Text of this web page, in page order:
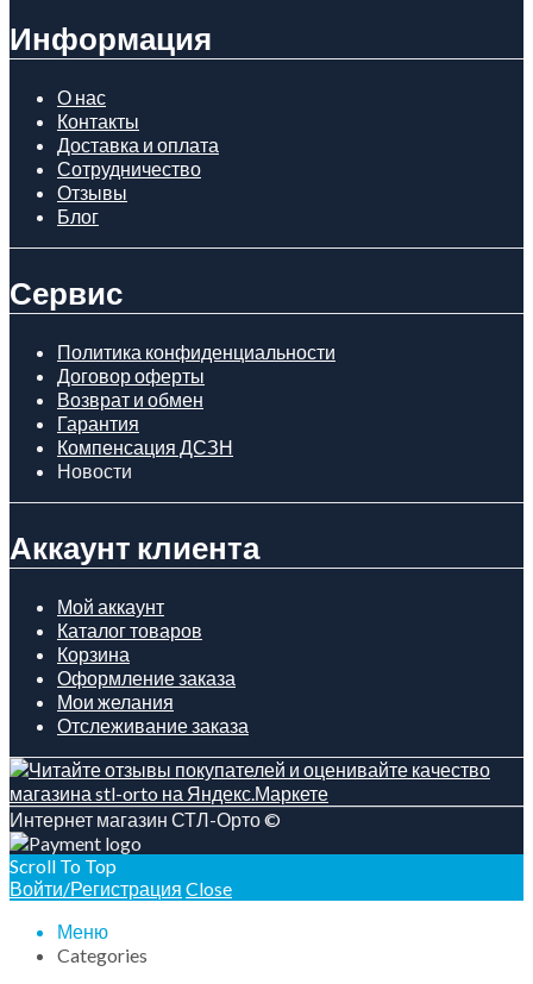
Информация
О нас
Контакты
Доставка и оплата
Сотрудничество
Отзывы
Блог
Сервис
Политика конфиденциальности
Договор оферты
Возврат и обмен
Гарантия
Компенсация ДСЗН
Новости
Аккаунт клиента
Мой аккаунт
Каталог товаров
Корзина
Оформление заказа
Мои желания
Отслеживание заказа
Интернет магазин СТЛ-Орто ©
Scroll To Top
Войти/Регистрация Close
Меню
Categories